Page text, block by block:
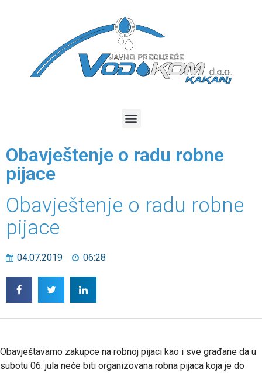
Obavještenje o radu robne
pijace
Obavještenje o radu robne
pijace
04.07.2019 06:28
Obavještavamo zakupce na robnoj pijaci kao i sve građane da u
subotu 06. jula neće biti organizovana robna pijaca koja je do